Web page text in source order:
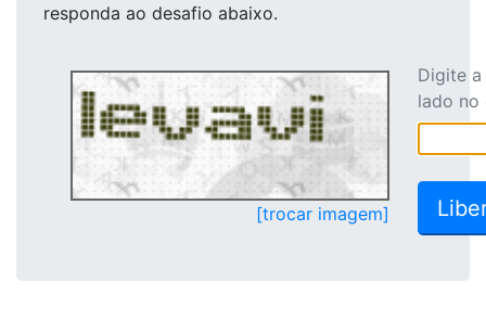
responda ao desafio abaixo.
[trocar imagem]
Digite
lado no